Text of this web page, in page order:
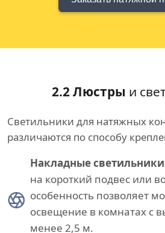
2.2 Люстры и
Светильники для натяжных
различаются по способу
Накладные светильники
на короткий подвес или
особенность позволяет
освещение в комнатах с
менее 2,5 м.